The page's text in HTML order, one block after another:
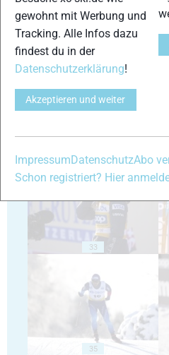
33
35
gewohnt mit Werbung und
Tracking. Alle Infos dazu
findest du in der
Datenschutzerklärung!
Akzeptieren und weiter
ImpressumDatenschutzAbo
Schon registriert? Hier